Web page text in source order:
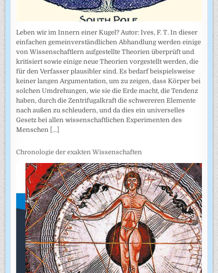
Leben wir im Innern einer Kugel? Autor: Ives, F. T. In dieser
einfachen gemeinverständlichen Abhandlung werden einige
von Wissenschaftlern aufgestellte Theorien überprüft und
kritisiert sowie einige neue Theorien vorgestellt werden, die
für den Verfasser plausibler sind. Es bedarf beispielsweise
keiner langen Argumentation, um zu zeigen, dass Körper bei
solchen Umdrehungen, wie sie die Erde macht, die Tendenz
haben, durch die Zentrifugalkraft die schwereren Elemente
nach außen zu schleudern, und da dies ein universelles
Gesetz bei allen wissenschaftlichen Experimenten des
Menschen [...]
Chronologie der exakten Wissenschaften